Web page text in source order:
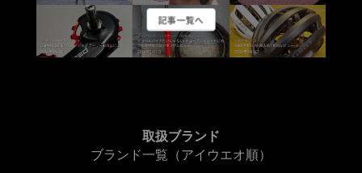
記事一覧へ
取扱ブランド
ブランド一覧（アイウエオ順）